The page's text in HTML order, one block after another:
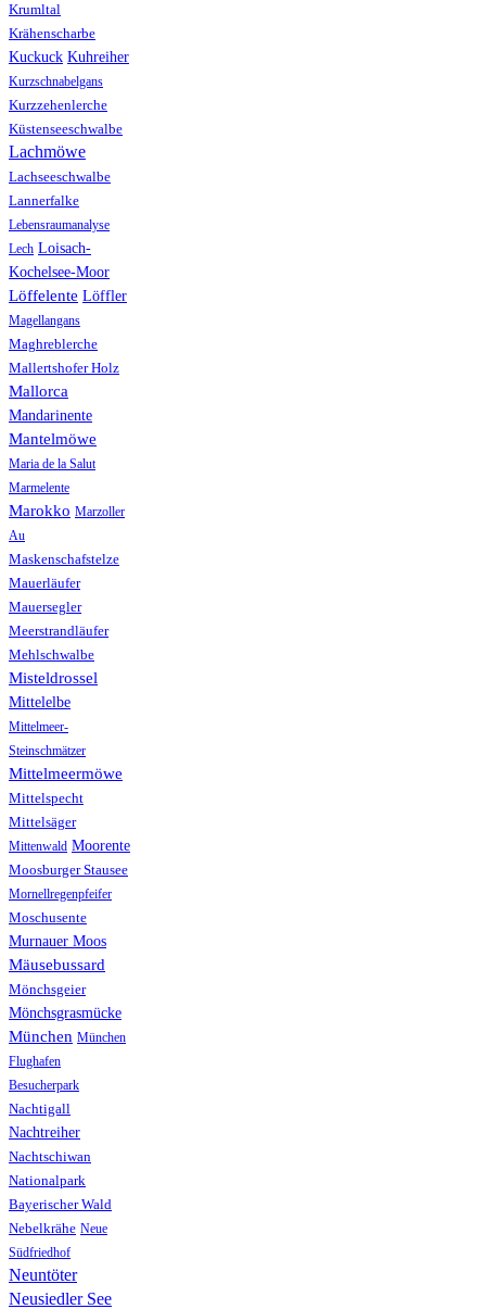
Krumltal
Krähenscharbe
Kuckuck Kuhreiher
Kurzschnabelgans
Kurzzehenlerche
Küstenseeschwalbe
Lachmöwe
Lachseeschwalbe
Lannerfalke
Lebensraumanalyse
Lech Loisach-
Kochelsee-Moor
Löffelente Löffler
Magellangans
Maghreblerche
Mallertshofer Holz
Mallorca
Mandarinente
Mantelmöwe
Maria de la Salut
Marmelente
Marokko Marzoller
Au
Maskenschafstelze
Mauerläufer
Mauersegler
Meerstrandläufer
Mehlschwalbe
Misteldrossel
Mittelelbe
Mittelmeer-
Steinschmätzer
Mittelmeermöwe
Mittelspecht
Mittelsäger
Mittenwald Moorente
Moosburger Stausee
Mornellregenpfeifer
Moschusente
Murnauer Moos
Mäusebussard
Mönchsgeier
Mönchsgrasmücke
München München
Flughafen
Besucherpark
Nachtigall
Nachtreiher
Nachtschiwan
Nationalpark
Bayerischer Wald
Nebelkrähe Neue
Südfriedhof
Neuntöter
Neusiedler See